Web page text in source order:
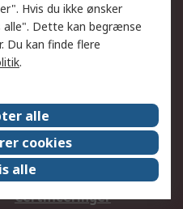
Spor min ordre
Betalingsmuligheder
Okdo
Salgsbetingelser
Pressecenter
ESG
Certificeringer
Hvis du ikke ønsker
alle". Dette kan begrænse
Du kan finde flere
.
alle
cookies
alle